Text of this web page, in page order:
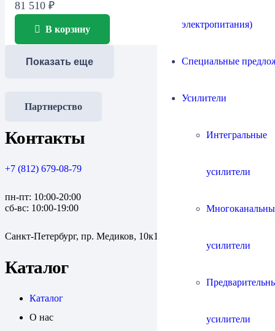
электропитания)
Специальные
Усилители
Интегральные
усилители
усилители
усилители
81 510 ₽
В корзину
Показать еще
Партнерство
Контакты
+7 (812) 679-08-79
пн-пт: 10:00-20:00
сб-вс: 10:00-19:00
Санкт-Петербург, пр. Медиков, 10к1
Каталог
Каталог
О нас